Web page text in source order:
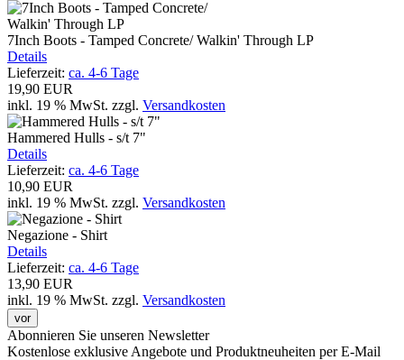
7Inch Boots - Tamped Concrete/ Walkin' Through LP
Details
Lieferzeit: ca. 4-6 Tage
19,90 EUR
inkl. 19 % MwSt. zzgl. Versandkosten
Hammered Hulls - s/t 7"
Details
Lieferzeit: ca. 4-6 Tage
10,90 EUR
inkl. 19 % MwSt. zzgl. Versandkosten
Negazione - Shirt
Details
Lieferzeit: ca. 4-6 Tage
13,90 EUR
inkl. 19 % MwSt. zzgl. Versandkosten
vor
Abonnieren Sie unseren Newsletter
Kostenlose exklusive Angebote und Produktneuheiten per E-Mail